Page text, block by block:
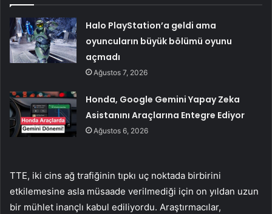
Halo PlayStation’a geldi ama
oyuncuların büyük bölümü oyunu
açmadı
Ağustos 7, 2026
Honda, Google Gemini Yapay Zeka
Asistanını Araçlarına Entegre Ediyor
Ağustos 6, 2026
TTE, iki cins ağ trafiğinin tıpkı uç noktada birbirini
etkilemesine asla müsaade verilmediği için on yıldan uzun
bir mühlet inançlı kabul ediliyordu. Araştırmacılar,